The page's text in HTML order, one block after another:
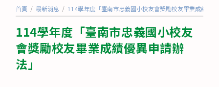
首頁 / 最新消息 / 114學年度「臺南市忠義國小校友會獎勵校友畢業成績優
114學年度「臺南市忠義國小校友
會獎勵校友畢業成績優異申請辦
法」